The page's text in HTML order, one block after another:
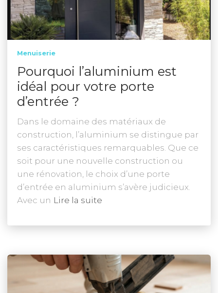
Menuiserie
Pourquoi l’aluminium est
idéal pour votre porte
d’entrée ?
Dans le domaine des matériaux de
construction, l’aluminium se distingue par
ses caractéristiques remarquables. Que ce
soit pour une nouvelle construction ou
une rénovation, le choix d’une porte
d’entrée en aluminium s’avère judicieux.
Avec un Lire la suite